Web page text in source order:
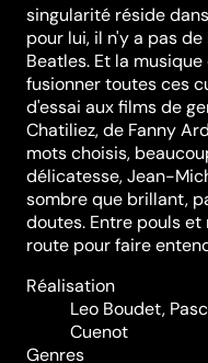
singularité réside
pour lui, il n'y a pas
Beatles. Et la
fusionner toutes ces
d'essai aux films de
Chatiliez, de Fanny
mots choisis,
délicatesse, Jean-
sombre que brillant,
doutes. Entre pouls
route pour faire
Réalisation
Leo Boudet,
Cuenot
Genres